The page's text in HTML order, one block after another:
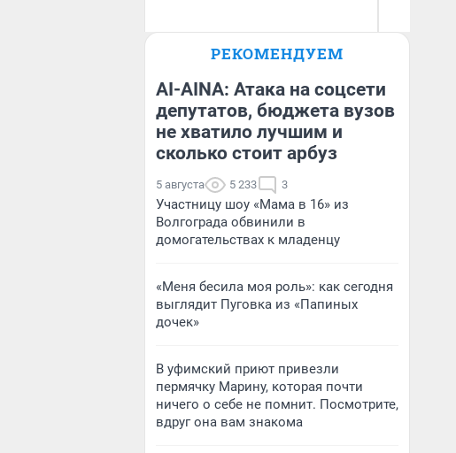
Главврач клиники
Волковой»
РЕКОМЕНДУЕМ
AI-AINA: Атака на соцсети
депутатов, бюджета вузов
не хватило лучшим и
сколько стоит арбуз
5 августа 5 233 3
Участницу шоу «Мама в 16» из
Волгограда обвинили в
домогательствах к младенцу
«Меня бесила моя роль»: как сегодня
выглядит Пуговка из «Папиных
дочек»
В уфимский приют привезли
пермячку Марину, которая почти
ничего о себе не помнит. Посмотрите,
вдруг она вам знакома